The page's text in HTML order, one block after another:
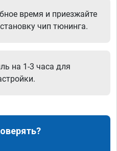
время и приезжайте
чип тюнинга.
на 1-3 часа для